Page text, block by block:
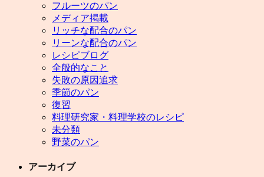
フルーツのパン
メディア掲載
リッチな配合のパン
リーンな配合のパン
レシピブログ
全般的なこと
失敗の原因追求
季節のパン
復習
料理研究家・料理学校のレシピ
未分類
野菜のパン
アーカイブ